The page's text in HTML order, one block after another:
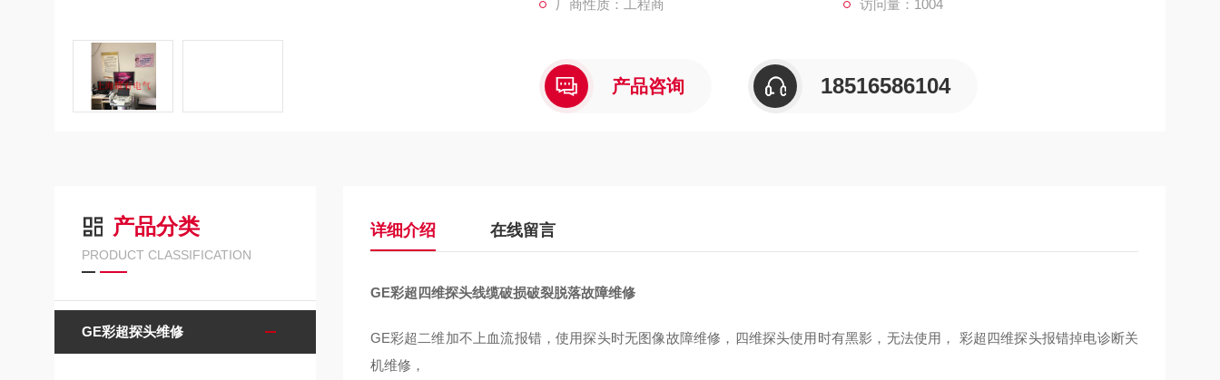
厂商性质：工程商 访问量：1004
产品咨询 18516586104
产品分类
PRODUCT CLASSIFICATION
GE彩超探头维修
详细介绍 在线留言
GE彩超四维探头线缆破损破裂脱落故障维修
GE彩超二维加不上血流报错，使用探头时无图像故障维修，四维探头使用时有黑影，无法使用， 彩超四维探头报错掉电诊断关
机维修，